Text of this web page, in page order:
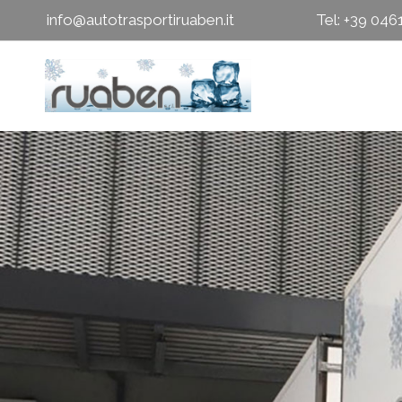
info@autotrasportiruaben.it Tel: +39